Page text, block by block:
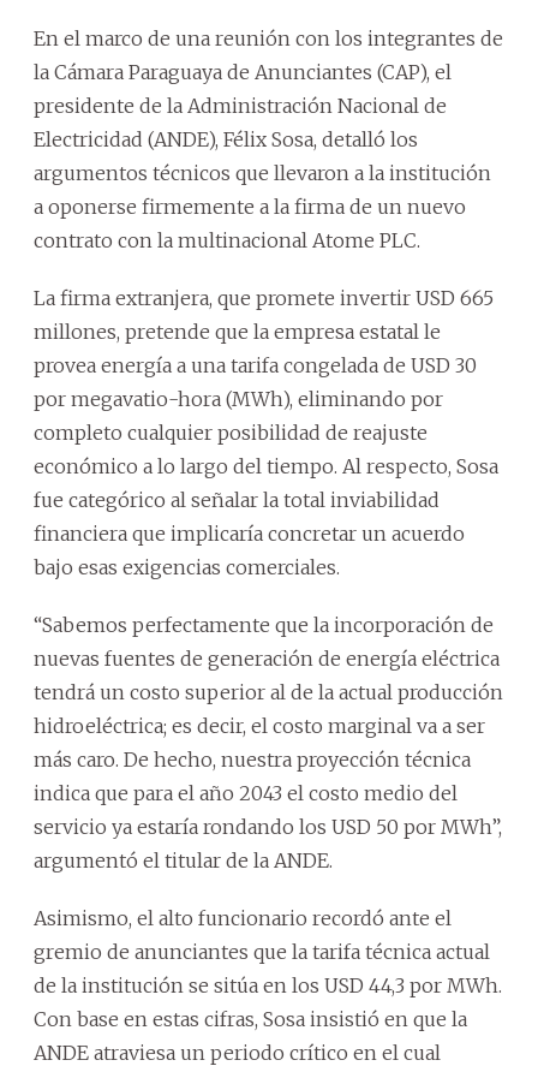
En el marco de una reunión con los integrantes de
la Cámara Paraguaya de Anunciantes (CAP), el
presidente de la Administración Nacional de
Electricidad (ANDE), Félix Sosa, detalló los
argumentos técnicos que llevaron a la institución
a oponerse firmemente a la firma de un nuevo
contrato con la multinacional Atome PLC.
La firma extranjera, que promete invertir USD 665
millones, pretende que la empresa estatal le
provea energía a una tarifa congelada de USD 30
por megavatio-hora (MWh), eliminando por
completo cualquier posibilidad de reajuste
económico a lo largo del tiempo. Al respecto, Sosa
fue categórico al señalar la total inviabilidad
financiera que implicaría concretar un acuerdo
bajo esas exigencias comerciales.
“Sabemos perfectamente que la incorporación de
nuevas fuentes de generación de energía eléctrica
tendrá un costo superior al de la actual producción
hidroeléctrica; es decir, el costo marginal va a ser
más caro. De hecho, nuestra proyección técnica
indica que para el año 2043 el costo medio del
servicio ya estaría rondando los USD 50 por MWh”,
argumentó el titular de la ANDE.
Asimismo, el alto funcionario recordó ante el
gremio de anunciantes que la tarifa técnica actual
de la institución se sitúa en los USD 44,3 por MWh.
Con base en estas cifras, Sosa insistió en que la
ANDE atraviesa un periodo crítico en el cual